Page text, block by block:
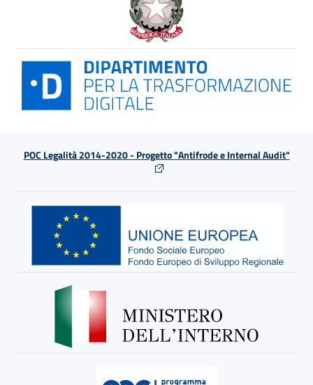
POC Legalità 2014-2020 - Progetto "Antifrode e Internal Audit"